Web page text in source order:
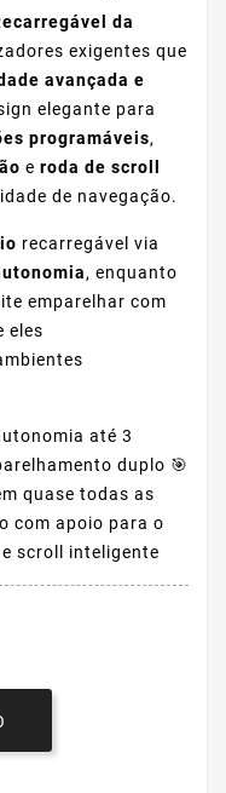
da
exigentes que
avançada e
elegante para
programáveis,
e roda de scroll
de navegação.
recarregável via
, enquanto
emparelhar com
eles
até 3
duplo 🎯
quase todas as
com apoio para o
scroll inteligente